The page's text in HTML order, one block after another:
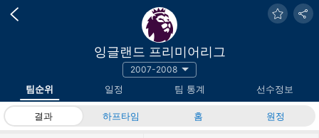
잉글랜드 프리미어리그
2007-2008
팀순위 일정 팀 통계 선수정보
결과 하프타임 홈 원정